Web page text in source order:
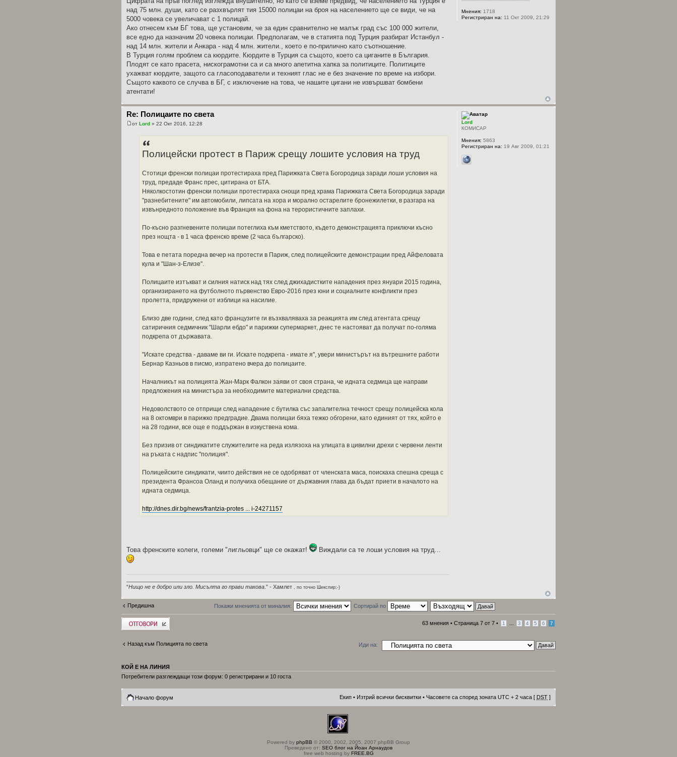
над 75 млн. души, като се разхвърлят тия 15000 полицаи на броя на населението ще се види, че на
5000 човека се увеличават с 1 полицай.
Ако отнесем към БГ това, ще установим, че за един сравнително не малък град със 100 000 жители,
все едно да назначим 20 човека полицаи. Предполагам, че в статията под Турция разбират Истанбул -
над 14 млн. жители и Анкара - над 4 млн. жители., което е по-прилично като съотношение.
В Турция голям проблем са кюрдите. Кюрдите в Турция са същото, което са циганите в България.
Плодят се като прасета, нискограмотни са и са много апетитна хапка за политиците. Политиците
ухажват кюрдите, защото са гласоподаватели и техният глас не е без значение по време на избори.
Същото каквото се случва в БГ, с изключение на това, че нашите цигани не извършват бомбени
атентати!
Мнения: 1718
Регистриран на: 11 Окт 2009, 21:29
Re: Полицаите по света
от Lord » 22 Окт 2016, 12:28
Полицейски протест в Париж срещу лошите условия на труд
Стотици френски полицаи протестираха пред Парижката Света Богородица заради лоши условия на
труд, предаде Франс прес, цитирана от БТА.
Няколкостотин френски полицаи протестираха снощи пред храма Парижката Света Богородица заради
"разнебитените" им автомобили, липсата на хора и морално остарелите бронежилетки, в разгара на
извънредното положение във Франция на фона на терористичните заплахи.
По-късно разгневените полицаи потеглиха към кметството, където демонстрацията приключи късно
през нощта - в 1 часа френско време (2 часа българско).
Това е петата поредна вечер на протести в Париж, след полицейските демонстрации пред Айфеловата
кула и "Шан-з-Елизе".
Полицаите изтъкват и силния натиск над тях след джихадистките нападения през януари 2015 година,
организирането на футболното първенство Евро-2016 през юни и социалните конфликти през
пролетта, придружени от изблици на насилие.
Близо две години, след като французите ги възхваляваха за реакцията им след атентата срещу
сатиричния седмичник "Шарли ебдо" и парижки супермаркет, днес те настояват да получат по-голяма
подкрепа от държавата.
"Искате средства - даваме ви ги. Искате подкрепа - имате я", увери министърът на вътрешните работи
Бернар Казньов в писмо, изпратено вчера до полицаите.
Началникът на полицията Жан-Марк Фалкон заяви от своя страна, че идната седмица ще направи
предложения на министъра за необходимите материални средства.
Недоволството се отприщи след нападение с бутилка със запалителна течност срещу полицейска кола
на 8 октомври в парижко предградие. Двама полицаи бяха тежко обгорени, като единият от тях, който е
на 28 години, все още е поддържан в изкуствена кома.
Без призив от синдикатите служителите на реда излязоха на улицата в цивилни дрехи с червени ленти
на ръката с надпис "полиция".
Полицейските синдикати, чиито действия не се одобряват от членската маса, поискаха спешна среща с
президента Франсоа Оланд и получиха обещание от държавния глава да бъдат приети в началото на
идната седмица.
http://dnes.dir.bg/news/frantzia-protes ... i-24271157
Това френските колеги, големи "лигльовци" ще се окажат! Виждали са те лоши условия на труд...
“Нищо не е добро или зло. Мисълта го прави такова .” - Хамлет , по точно Шекспир;-)
Lord
КОМИСАР
Мнения: 5863
Регистриран на: 19 Авг 2009, 01:21
Предишна Покажи мненията от миналия: Сортирай по
Добави отговор 63 мнения • Страница 7 от 7 • 1 3 4 5 6 7
Назад към Полицията по света Иди на:
КОЙ Е НА ЛИНИЯ
Потребители разглеждащи този форум: 0 регистрирани и 10 госта
Начало форум Екип • Изтрий всички бисквитки • Часовете са според зоната UTC + 2 часа [ DST ]
Powered by phpBB © 2000, 2002, 2005, 2007 phpBB Group
Преведено от: SEO блог на Йоан Арнаудов
free web hosting by FREE.BG